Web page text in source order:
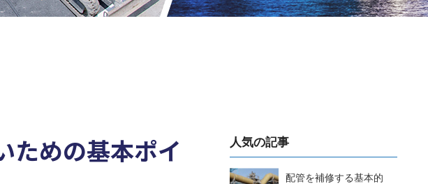
ための基本ポイ
人気の記事
配管を補修する基本的